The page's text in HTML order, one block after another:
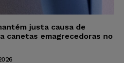
justa causa de
canetas emagrecedoras no